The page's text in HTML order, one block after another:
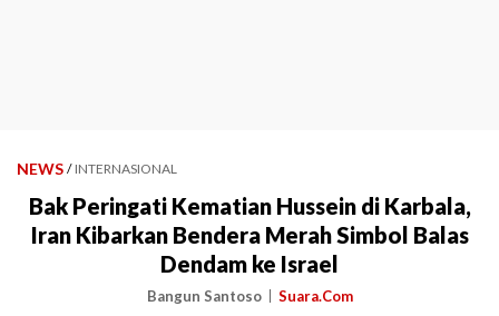
NEWS / INTERNASIONAL
Bak Peringati Kematian Hussein di Karbala,
Iran Kibarkan Bendera Merah Simbol Balas
Dendam ke Israel
Bangun Santoso Suara.Com